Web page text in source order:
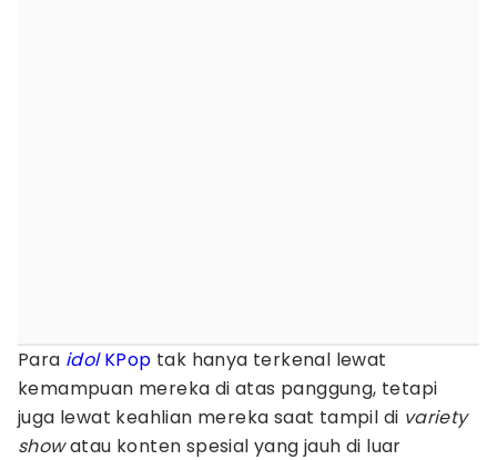
Para idol KPop tak hanya terkenal lewat
kemampuan mereka di atas panggung, tetapi
juga lewat keahlian mereka saat tampil di variety
showatau konten spesial yang jauh di luar